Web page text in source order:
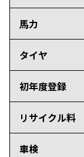
馬力
タイヤ
初年度登録
リサイクル料
車検